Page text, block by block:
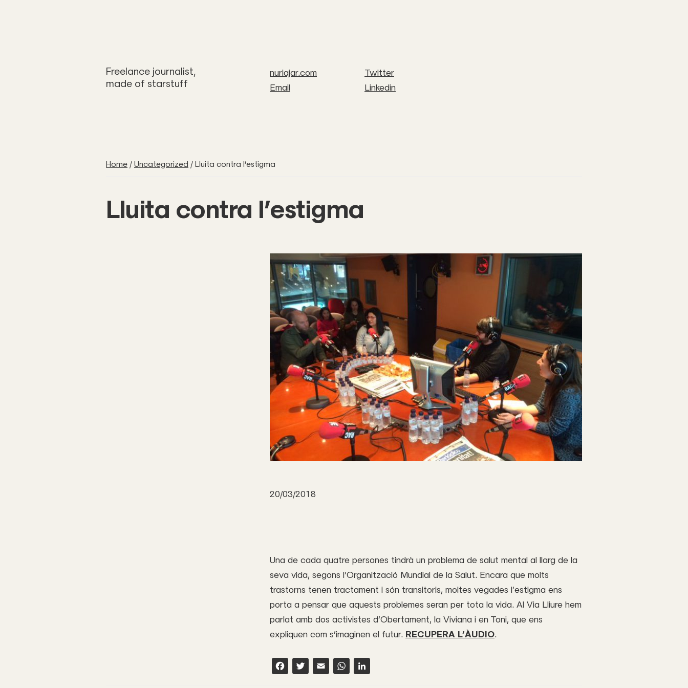
Freelance journalist,
made of starstuff
nuriajar.com
Email
Twitter
Linkedin
Home / Uncategorized / Lluita contra l’estigma
Lluita contra l’estigma
20/03/2018
Una de cada quatre persones tindrà un problema de salut mental al llarg de la
seva vida, segons l’Organització Mundial de la Salut. Encara que molts
trastorns tenen tractament i són transitoris, moltes vegades l’estigma ens
porta a pensar que aquests problemes seran per tota la vida. Al Via Lliure hem
parlat amb dos activistes d’Obertament, la Viviana i en Toni, que ens
expliquen com s’imaginen el futur. RECUPERA L’ÀUDIO.
F
T
E
W